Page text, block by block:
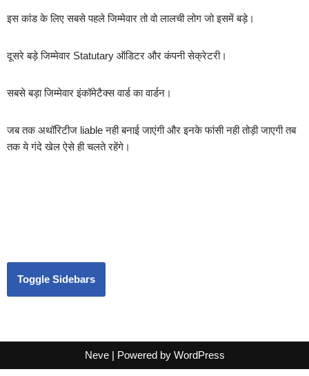
इस कांड के लिए सबसे पहले जिम्मेवार तो वो लालची लोग जो इसमें बड़े।
दूसरे बड़े जिम्मेवार Statutary ऑडिटर और कंपनी सेक्रेटरी।
सबसे बड़ा जिम्मेवार इंकॉमेटैक्स वार्ड का वार्डन।
जब तक अथॉरिटीज liable नही बनाई जाएंगी और इनके फांसी नही तोड़ी जाएगी तब
तक ये गंदे खेल ऐसे ही चलते रहेंगे।
Toggle Sidebars
Neve| Powered by WordPress